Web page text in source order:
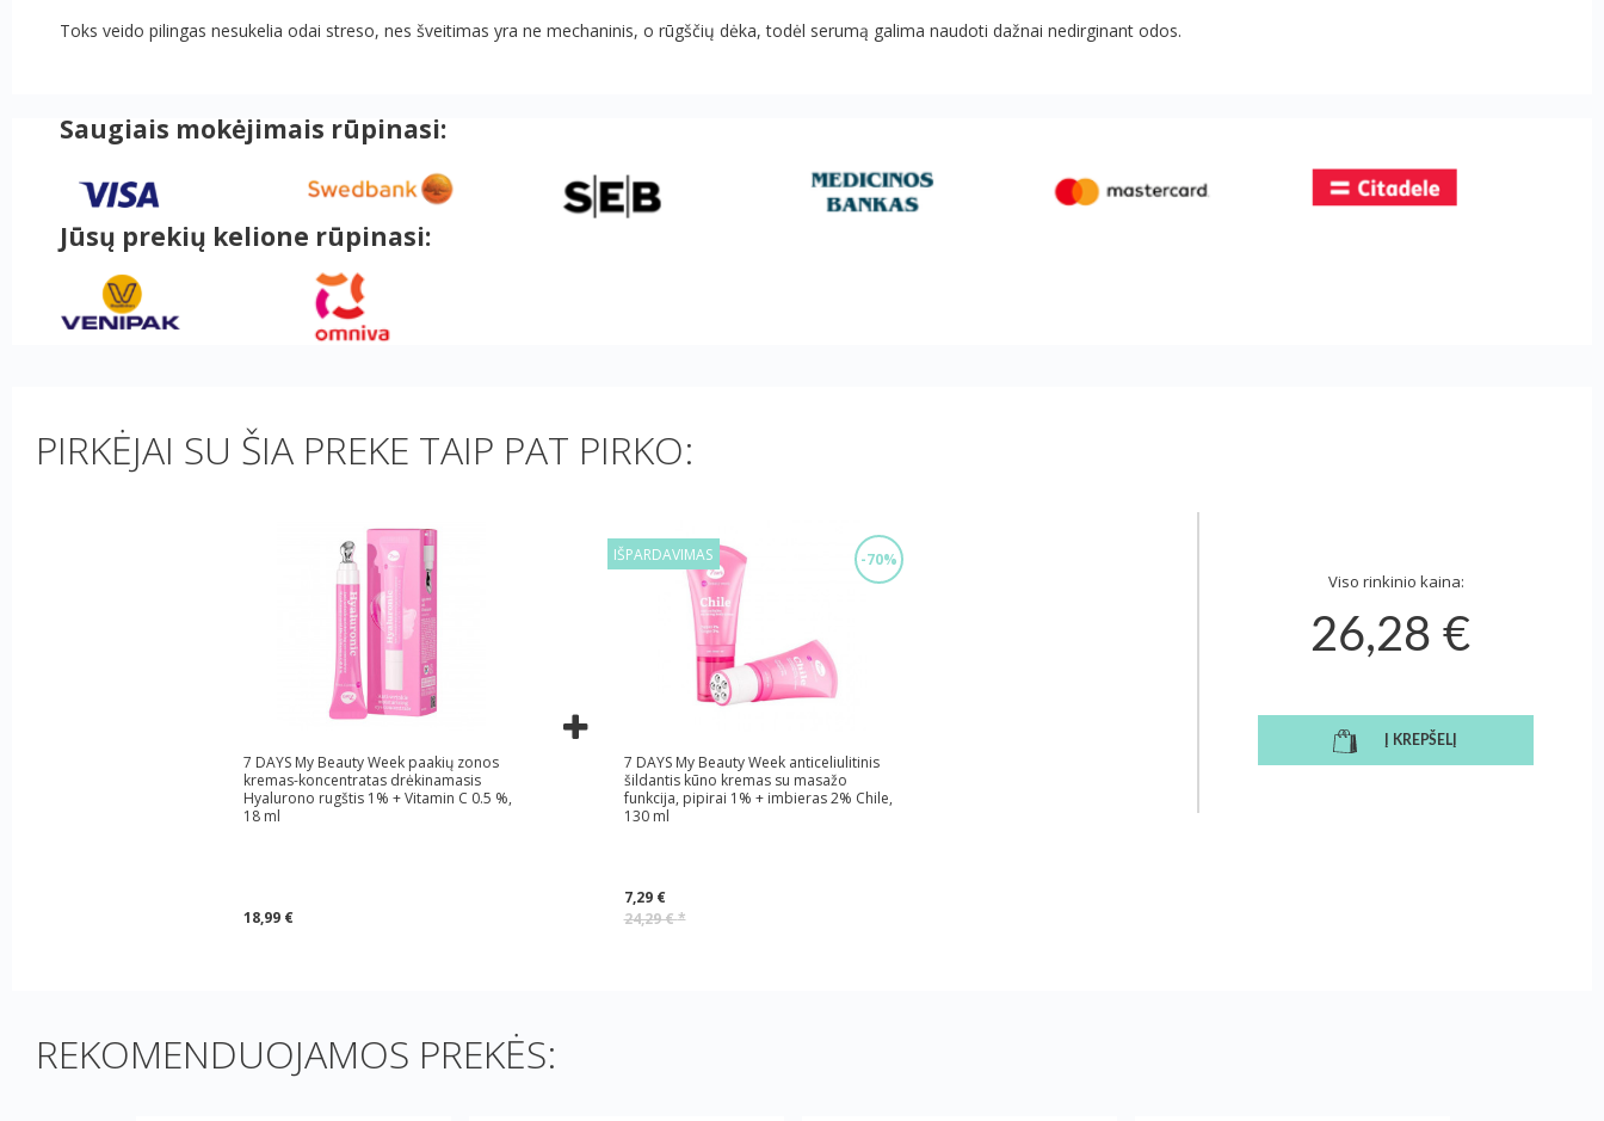
Toks veido pilingas nesukelia odai streso, nes šveitimas yra ne mechaninis, o rūgščių dėka, todėl serumą galima naudoti dažnai nedirginant odos.
Saugiais mokėjimais rūpinasi:
Jūsų prekių kelione rūpinasi:
PIRKĖJAI SU ŠIA PREKE TAIP PAT PIRKO:
7 DAYS My Beauty Week paakių zonos
kremas-koncentratas drėkinamasis
Hyalurono rugštis 1% + Vitamin C 0.5 %,
18 ml
18,99 €
-70%
IŠPARDAVIMAS
7 DAYS My Beauty Week anticeliulitinis
šildantis kūno kremas su masažo
funkcija, pipirai 1% + imbieras 2% Chile,
130 ml
7,29 €
24,29 €*
Viso rinkinio kaina:
26,28 €
Į KREPŠELĮ
REKOMENDUOJAMOS PREKĖS: